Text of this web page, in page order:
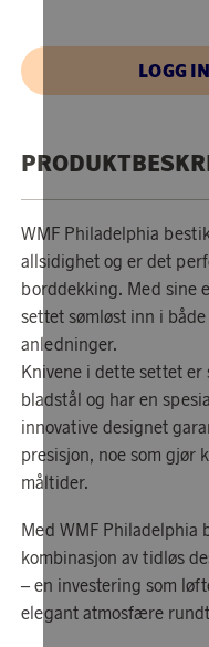
LOGG
WMF Philadelphia
allsidighet og er det
borddekking. Med sine
settet sømløst inn i
anledninger.
Knivene i dette settet
bladstål og har en
innovative designet
presisjon, noe som gjør
måltider.
Med WMF
kombinasjon av tidløs
– en investering som
elegant atmosfære